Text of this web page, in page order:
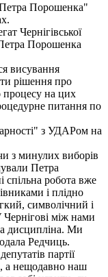
Петра Порошенка"
Чернігівської
Петра Порошенка
висування
рішення про
процесу на цих
питання по
з УДАРом на
з минулих виборів
Петра
спільна робота вже
і плідно
символічний і
між нами
дисципліна. Ми
Редчиць.
партії
а нещодавно наш